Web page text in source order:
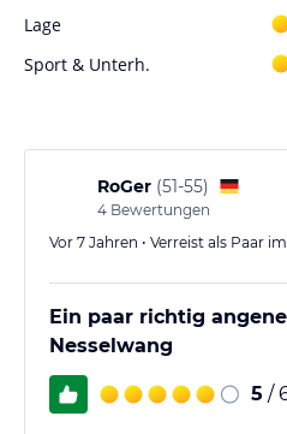
Als Gast des Gästehauses Kerpf
die KönigsCard, die Ihnen
und lokaler Freizeiteinrichtungen
Hinweis: Verfasst von
Angaben ohne Gewähr. Bitte
Lage
Sport & Unterh.
RoGer (51-55)
4 Bewertungen
Vor 7 Jahren • Verreist als Paar
Ein paar richtig
Nesselwang
5 /